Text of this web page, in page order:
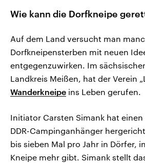
Wie kann die Dorfkneipe
Auf dem Land versucht man
Dorfkneipensterben mit neuen
entgegenzuwirken. Im
Landkreis Meißen, hat der Verein
Wanderkneipe ins Leben gerufen.
Initiator Carsten Simank hat
DDR-Campinganhänger
bis sieben Mal pro Jahr in Dörfer,
Kneipe mehr gibt. Simank stellt